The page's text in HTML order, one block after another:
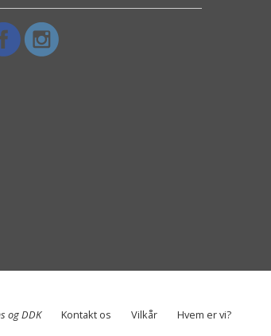
Hvem er vi?
Vilkår
Kontakt os
og DDK